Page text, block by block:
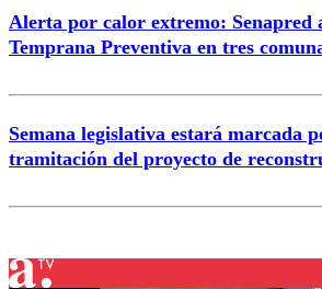
Alerta por calor extremo: Senapred
Temprana Preventiva en tres
Semana legislativa estará marcada
tramitación del proyecto de